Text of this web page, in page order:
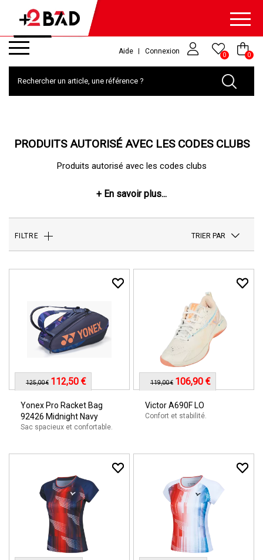
Aide Connexion 0 0
PRODUITS AUTORISÉ AVEC LES CODES CLUBS
Produits autorisé avec les codes clubs
FILTRE TRIER PAR
Yonex Pro Racket Bag
92426 Midnight Navy
Sac spacieux et confortable.
125,00 € 112,50 €
Victor A690F LO
Confort et stabilité.
119,00 € 106,90 €